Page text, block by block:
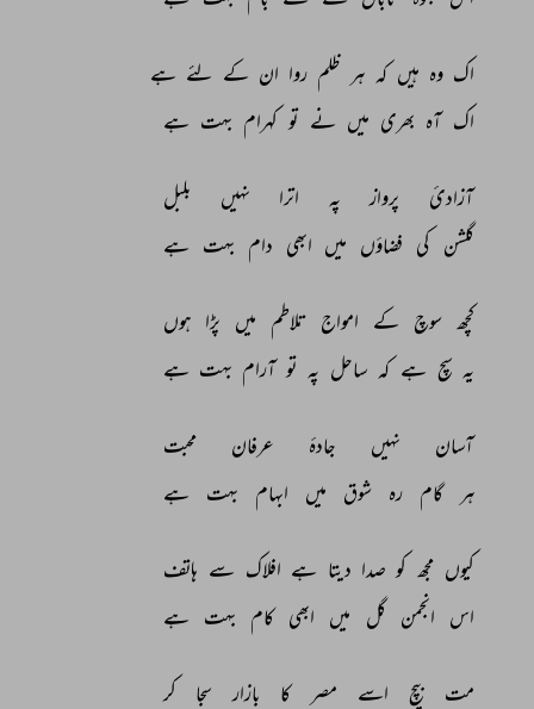
اک وہ ہیں کہ ہر ظلم روا ان کے لئے ہے
اک آہ بھری میں نے تو کہرام بہت ہے
آزادیٔ پرواز پہ اترا نہیں
بلبل
گلشن کی فضاؤں میں ابھی دام بہت ہے
کچھ سوچ کے امواج تلاطم میں پڑا ہوں
یہ سچ ہے کہ ساحل پہ تو آرام بہت ہے
آسان نہیں جادۂ عرفان
محبت
ہر
گام رہ شوق میں ابہام بہت ہے
کیوں مجھ کو صدا دیتا ہے افلاک سے ہاتف
اس انجمن گل میں ابھی کام بہت ہے
مت بیچ اسے مصر کا بازار سجا
کر